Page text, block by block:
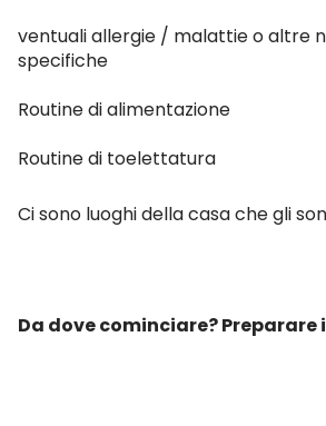
ventuali allergie / malattie o altre
specifiche
Routine di alimentazione
Routine di toelettatura
Ci sono luoghi della casa che gli
Da dove cominciare? Preparare